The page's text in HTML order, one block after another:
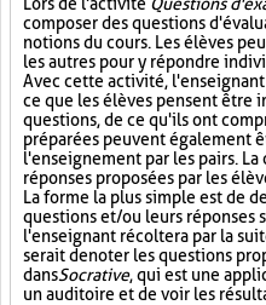
composer des questions
notions du cours. Les élèves
les autres pour y répondre
Avec cette activité,
ce que les élèves pensent être
questions, de ce qu'ils ont
préparées peuvent également
l'enseignement par les pairs.
réponses proposées par les
La forme la plus simple est de
questions et/ou leurs réponses
l'enseignant récoltera par la
serait de noter les questions
dansSocrative, qui est une
un auditoire et de voir les